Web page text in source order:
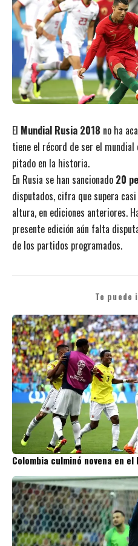
El Mundial Rusia 2018 no ha
tiene el récord de ser el mundial
pitado en la historia.
En Rusia se han sancionado 20
disputados, cifra que supera
altura, en ediciones anteriores.
presente edición aún falta
de los partidos programados.
Te
Colombia culminó novena en el